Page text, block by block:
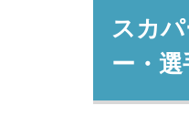
スカ
ー・選